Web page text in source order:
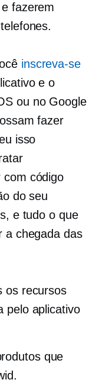
fazerem
inscreva-se
e o
ou no Google
fazer
isso
com código
do seu
e tudo o que
a chegada das
os recursos
pelo aplicativo
que